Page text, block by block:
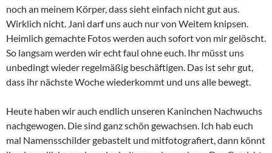
noch an meinem Körper, dass sieht einfach nicht gut aus.
Wirklich nicht. Jani darf uns auch nur von Weitem knipsen.
Heimlich gemachte Fotos werden auch sofort von mir gelöscht.
So langsam werden wir echt faul ohne euch. Ihr müsst uns
unbedingt wieder regelmäßig beschäftigen. Das ist sehr gut,
dass ihr nächste Woche wiederkommt und uns alle bewegt.
Heute haben wir auch endlich unseren Kaninchen Nachwuchs
nachgewogen. Die sind ganz schön gewachsen. Ich hab euch
mal Namensschilder gebastelt und mitfotografiert, dann könnt